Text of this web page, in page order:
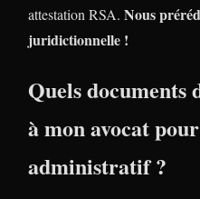
attestation RSA. Nous
juridictionnelle !
Quels documents
à mon avocat
administratif ?